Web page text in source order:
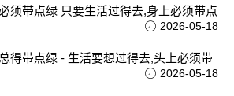
须带点绿 只要生活过得去,身上必须带点
2026-05-18
得带点绿 - 生活要想过得去,头上必须带
2026-05-18